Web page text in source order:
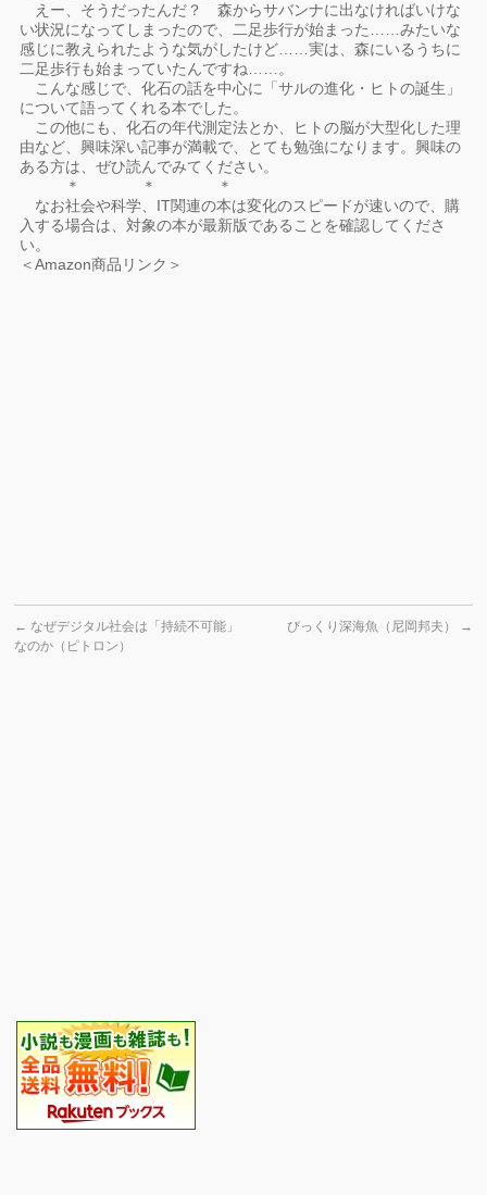
えー、そうだったんだ？ 森からサバンナに出なければいけな
い状況になってしまったので、二足歩行が始まった……みたいな
感じに教えられたような気がしたけど……実は、森にいるうちに
二足歩行も始まっていたんですね……。
こんな感じで、化石の話を中心に「サルの進化・ヒトの誕生」
について語ってくれる本でした。
この他にも、化石の年代測定法とか、ヒトの脳が大型化した理
由など、興味深い記事が満載で、とても勉強になります。興味の
ある方は、ぜひ読んでみてください。
＊ ＊ ＊
なお社会や科学、IT関連の本は変化のスピードが速いので、購
入する場合は、対象の本が最新版であることを確認してくださ
い。
＜Amazon商品リンク＞
← なぜデジタル社会は「持続不可能」
なのか（ピトロン）
びっくり深海魚（尼岡邦夫） →